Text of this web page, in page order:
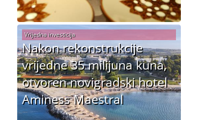
Nakon rekonstrukcije
vrijedne 35 milijuna kuna,
otvoren novigradski hotel
Aminess Maestral
Vrijedna investicija